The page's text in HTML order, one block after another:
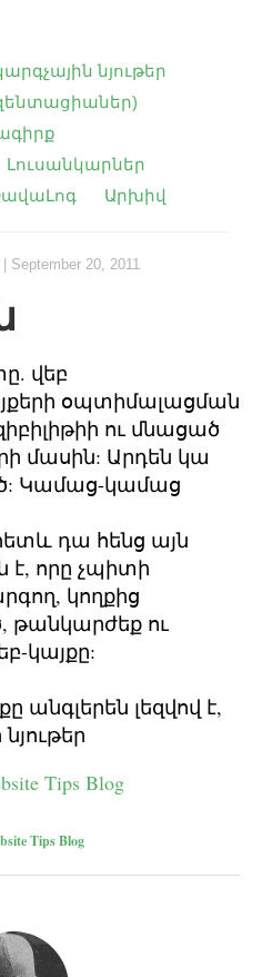
նյութեր
Լուսանկարներ
Արխիվ
September 20, 2011
վեբ
օպտիմալացման
ու մնացած
մասին: Արդեն կա
Կամաց-կամաց
դա հենց այն
որը չպիտի
կողքից
թանկարժեք ու
կայքը:
անգլերեն լեզվով է,
Tips Blog